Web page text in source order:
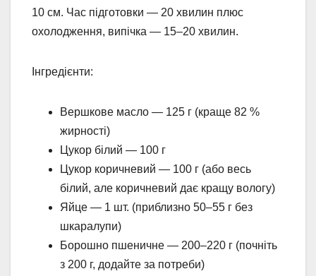
10 см. Час підготовки — 20 хвилин плюс
охолодження, випічка — 15–20 хвилин.
Інгредієнти:
Вершкове масло — 125 г (краще 82 %
жирності)
Цукор білий — 100 г
Цукор коричневий — 100 г (або весь
білий, але коричневий дає кращу вологу)
Яйце — 1 шт. (приблизно 50–55 г без
шкаралупи)
Борошно пшеничне — 200–220 г (почніть
з 200 г, додайте за потреби)